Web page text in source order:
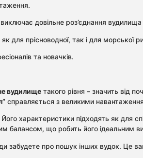
виключає довільне роз’єднання
для прісноводної, так і для морської
та новачків.
вудилище такого рівня – значить від
справляється з великими
характеристики підходять як для
балансом, що робить його ідеальним
забудете про пошук інших вудок. Це